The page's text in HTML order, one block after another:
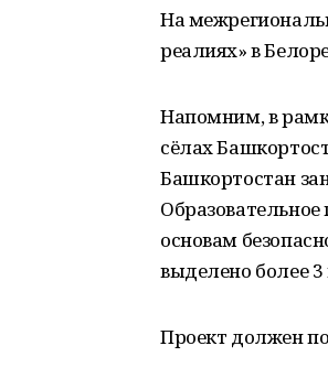
На
реалиях» в
Напомним, в
сёлах
Башкортостан
основам
выделено более
Проект должен